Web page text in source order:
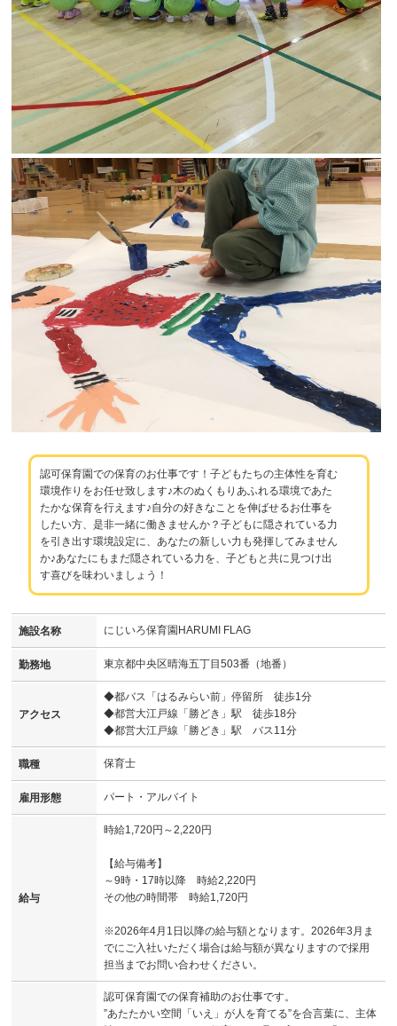
認可保育園での保育のお仕事です！子どもたちの主体性を育む
環境作りをお任せ致します♪木のぬくもりあふれる環境であた
たかな保育を行えます♪自分の好きなことを伸ばせるお仕事を
したい方、是非一緒に働きませんか？子どもに隠されている力
を引き出す環境設定に、あなたの新しい力も発揮してみません
か♪あなたにもまだ隠されている力を、子どもと共に見つけ出
す喜びを味わいましょう！
施設名称 にじいろ保育園HARUMI FLAG
勤務地 東京都中央区晴海五丁目503番（地番）
アクセス
◆都バス「はるみらい前」停留所 徒歩1分
◆都営大江戸線「勝どき」駅 徒歩18分
◆都営大江戸線「勝どき」駅 バス11分
職種 保育士
雇用形態 パート・アルバイト
給与
時給1,720円～2,220円
【給与備考】
～9時・17時以降 時給2,220円
その他の時間帯 時給1,720円
※2026年4月1日以降の給与額となります。2026年3月ま
でにご入社いただく場合は給与額が異なりますので採用
担当までお問い合わせください。
認可保育園での保育補助のお仕事です。
”あたたかい空間「いえ」が人を育てる”を合言葉に、主体